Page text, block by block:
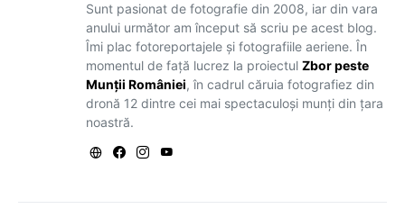
Sunt pasionat de fotografie din 2008, iar din vara
anului următor am început să scriu pe acest blog.
Îmi plac fotoreportajele și fotografiile aeriene. În
momentul de față lucrez la proiectul Zbor peste
Munții României, în cadrul căruia fotografiez din
dronă 12 dintre cei mai spectaculoși munți din țara
noastră.